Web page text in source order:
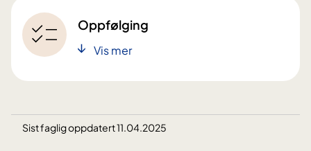
Oppfølging
Vis mer
Sist faglig oppdatert 11.04.2025